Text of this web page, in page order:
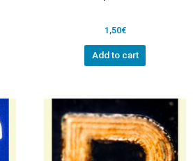
1,50€
Add to cart